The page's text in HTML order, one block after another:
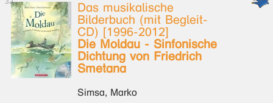
Das musikalische
Bilderbuch (mit Begleit-
CD) [1996-2012]
Die Moldau - Sinfonische
Dichtung von Friedrich
Smetana
Simsa, Marko